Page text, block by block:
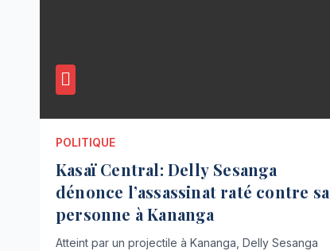
POLITIQUE
Kasaï Central: Delly Sesanga
dénonce l’assassinat raté contre sa
personne à Kananga
Atteint par un projectile à Kananga, Delly Sesanga